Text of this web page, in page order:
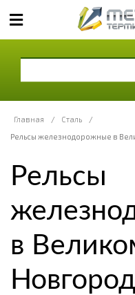
Главная / Сталь
/
Рельсы железнодорожные в
Рельсы
в